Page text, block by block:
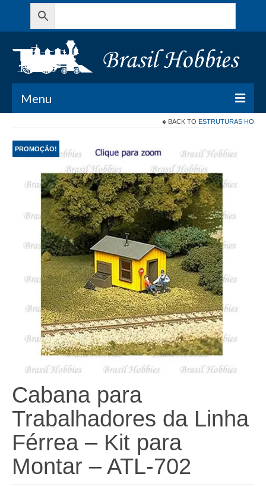
Menu
Meu Carrinho
Minha conta
Contato
BACK TO ESTRUTURAS HO
PROMOÇÃO!
Cabana para
Trabalhadores da Linha
Férrea – Kit para
Montar – ATL-702